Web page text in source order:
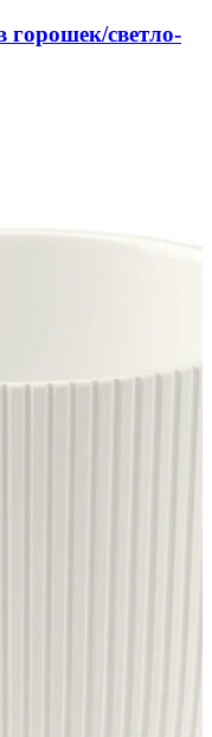
светло-